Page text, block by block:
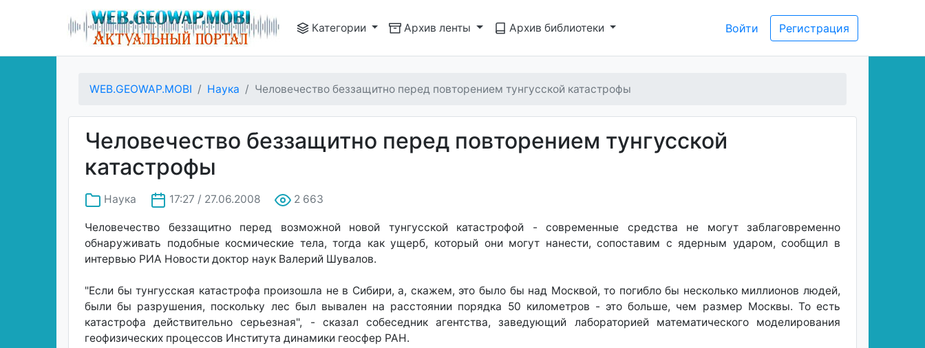
Категории Архив ленты Архив библиотеки Войти Регистрация
WEB.GEOWAP.MOBI Наука Человечество беззащитно перед повторением тунгусской катастрофы
Человечество беззащитно перед повторением тунгусской
катастрофы
Наука 17:27 / 27.06.2008 2 663
Человечество беззащитно перед возможной новой тунгусской катастрофой - современные средства не могут заблаговременно
обнаруживать подобные космические тела, тогда как ущерб, который они могут нанести, сопоставим с ядерным ударом, сообщил в
интервью РИА Новости доктор наук Валерий Шувалов.
"Если бы тунгусская катастрофа произошла не в Сибири, а, скажем, это было бы над Москвой, то погибло бы несколько миллионов людей,
были бы разрушения, поскольку лес был вывален на расстоянии порядка 50 километров - это больше, чем размер Москвы. То есть
катастрофа действительно серьезная", - сказал собеседник агентства, заведующий лабораторией математического моделирования
геофизических процессов Института динамики геосфер РАН.